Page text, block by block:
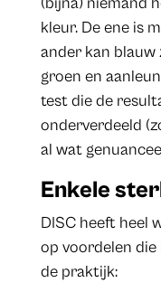
kleur. De ene is
ander kan
groen en
test die de
onderverdeeld
al wat
Enkele
DISC heeft heel
op voordelen die
de praktijk: